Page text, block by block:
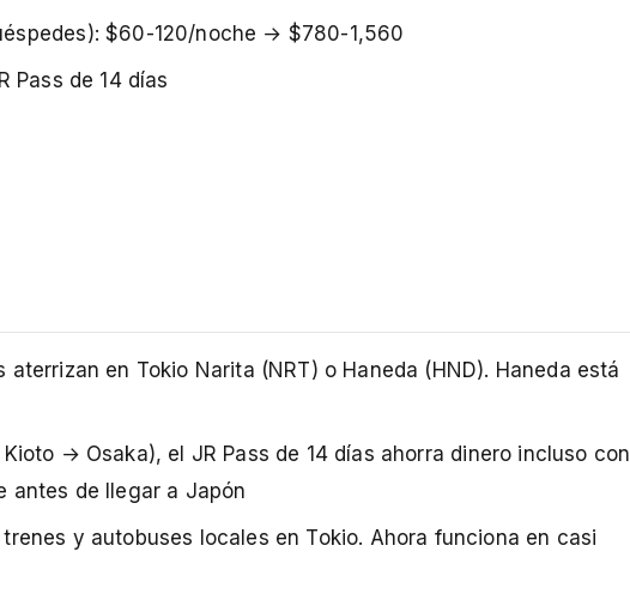
$60-120/noche → $780-1,560
Pass de 14 días
en Tokio Narita (NRT) o Haneda (HND). Haneda está
→ Osaka), el JR Pass de 14 días ahorra dinero incluso con
antes de llegar a Japón
y autobuses locales en Tokio. Ahora funciona en casi